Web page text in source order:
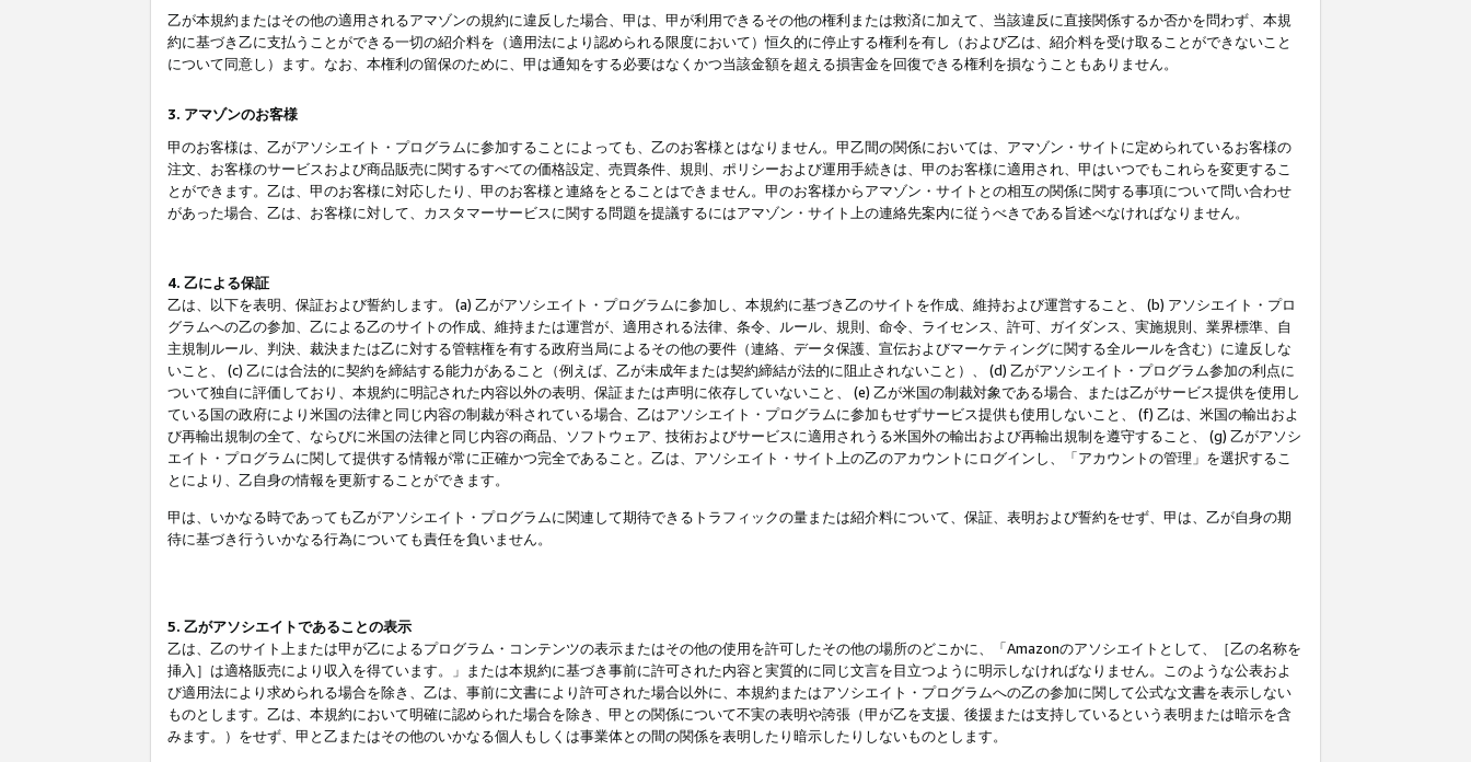
乙が本規約またはその他の適用されるアマゾンの規約に違反した場合、甲は、甲が利用できるその他の権利または救済に加えて、当該違反に直接関係するか否かを問わず、本規
約に基づき乙に支払うことができる一切の紹介料を（適用法により認められる限度において）恒久的に停止する権利を有し（および乙は、紹介料を受け取ることができないこと
について同意し）ます。なお、本権利の留保のために、甲は通知をする必要はなくかつ当該金額を超える損害金を回復できる権利を損なうこともありません。
3. アマゾンのお客様
甲のお客様は、乙がアソシエイト・プログラムに参加することによっても、乙のお客様とはなりません。甲乙間の関係においては、アマゾン・サイトに定められているお客様の
注文、お客様のサービスおよび商品販売に関するすべての価格設定、売買条件、規則、ポリシーおよび運用手続きは、甲のお客様に適用され、甲はいつでもこれらを変更するこ
とができます。乙は、甲のお客様に対応したり、甲のお客様と連絡をとることはできません。甲のお客様からアマゾン・サイトとの相互の関係に関する事項について問い合わせ
があった場合、乙は、お客様に対して、カスタマーサービスに関する問題を提議するにはアマゾン・サイト上の連絡先案内に従うべきである旨述べなければなりません。
4. 乙による保証
乙は、以下を表明、保証および誓約します。 (a) 乙がアソシエイト・プログラムに参加し、本規約に基づき乙のサイトを作成、維持および運営すること、 (b) アソシエイト・プロ
グラムへの乙の参加、乙による乙のサイトの作成、維持または運営が、適用される法律、条令、ルール、規則、命令、ライセンス、許可、ガイダンス、実施規則、業界標準、自
主規制ルール、判決、裁決または乙に対する管轄権を有する政府当局によるその他の要件（連絡、データ保護、宣伝およびマーケティングに関する全ルールを含む）に違反しな
いこと、 (c) 乙には合法的に契約を締結する能力があること（例えば、乙が未成年または契約締結が法的に阻止されないこと）、 (d) 乙がアソシエイト・プログラム参加の利点に
ついて独自に評価しており、本規約に明記された内容以外の表明、保証または声明に依存していないこと、 (e) 乙が米国の制裁対象である場合、または乙がサービス提供を使用し
ている国の政府により米国の法律と同じ内容の制裁が科されている場合、乙はアソシエイト・プログラムに参加もせずサービス提供も使用しないこと、 (f) 乙は、米国の輸出およ
び再輸出規制の全て、ならびに米国の法律と同じ内容の商品、ソフトウェア、技術およびサービスに適用されうる米国外の輸出および再輸出規制を遵守すること、 (g) 乙がアソシ
エイト・プログラムに関して提供する情報が常に正確かつ完全であること。乙は、アソシエイト・サイト上の乙のアカウントにログインし、「アカウントの管理」を選択するこ
とにより、乙自身の情報を更新することができます。
甲は、いかなる時であっても乙がアソシエイト・プログラムに関連して期待できるトラフィックの量または紹介料について、保証、表明および誓約をせず、甲は、乙が自身の期
待に基づき行ういかなる行為についても責任を負いません。
5. 乙がアソシエイトであることの表示
乙は、乙のサイト上または甲が乙によるプログラム・コンテンツの表示またはその他の使用を許可したその他の場所のどこかに、「Amazonのアソシエイトとして、［乙の名称を
挿入］は適格販売により収入を得ています。」または本規約に基づき事前に許可された内容と実質的に同じ文言を目立つように明示しなければなりません。このような公表およ
び適用法により求められる場合を除き、乙は、事前に文書により許可された場合以外に、本規約またはアソシエイト・プログラムへの乙の参加に関して公式な文書を表示しない
ものとします。乙は、本規約において明確に認められた場合を除き、甲との関係について不実の表明や誇張（甲が乙を支援、後援または支持しているという表明または暗示を含
みます。）をせず、甲と乙またはその他のいかなる個人もしくは事業体との間の関係を表明したり暗示したりしないものとします。